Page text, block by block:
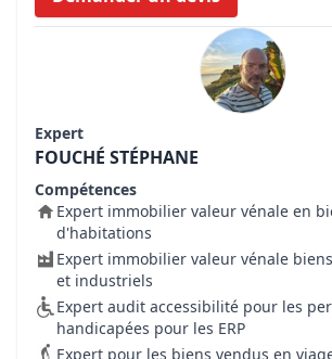
Expert
FOUCHÉ STÉPHANE
Compétences
Expert immobilier valeur vénale en
d'habitations
Expert immobilier valeur vénale
et industriels
Expert audit accessibilité pour les
handicapées pour les ERP
Expert pour les biens vendus en